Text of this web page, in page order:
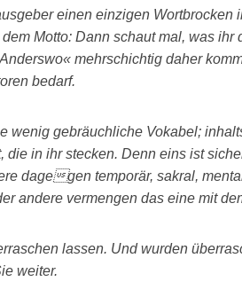
einen einzigen
Motto: Dann schaut mal, was
mehrschichtig daher
bedarf.
wenig gebräuchliche Vokabel;
die in ihr stecken. Denn eins ist
dagegen temporär, sakral,
andere vermengen das eine mit
lassen. Und wurden
weiter.